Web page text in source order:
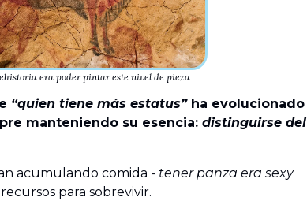
era poder pintar este nivel de pieza
“quien tiene más estatus”ha evolucionado
manteniendo su esencia: distinguirse del
acumulando comida - tener panza era sexy
para sobrevivir.